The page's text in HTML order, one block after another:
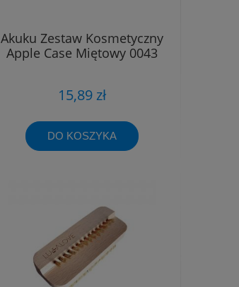
Akuku Zestaw Kosmetyczny
Apple Case Miętowy 0043
15,89 zł
DO KOSZYKA